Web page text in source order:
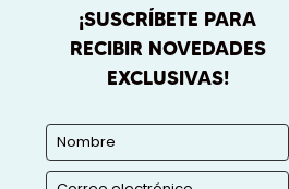
¡SUSCRÍBETE PARA
RECIBIR NOVEDADES
EXCLUSIVAS!